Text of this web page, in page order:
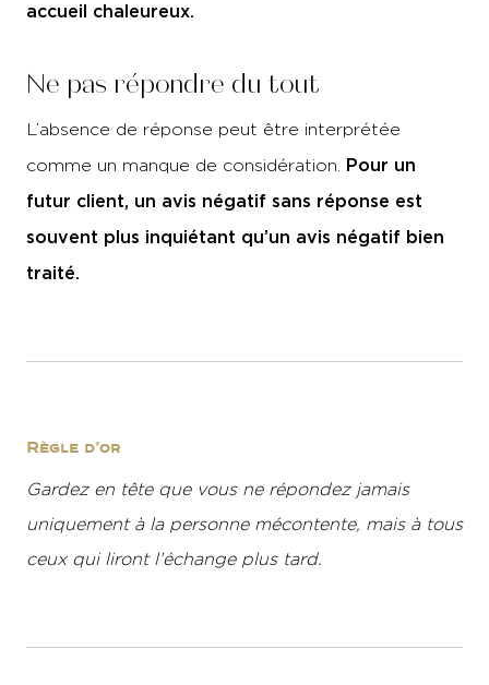
accueil chaleureux.
Ne pas répondre du tout
L’absence de réponse peut être interprétée
comme un manque de considération. Pour un
futur client, un avis négatif sans réponse est
souvent plus inquiétant qu’un avis négatif bien
traité.
Règle d’or
Gardez en tête que vous ne répondez jamais
uniquement à la personne mécontente, mais à tous
ceux qui liront l’échange plus tard.